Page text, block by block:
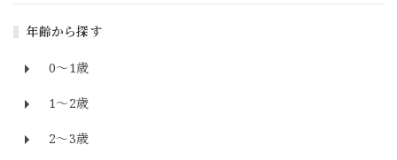
年齢から探す
0～1歳
1～2歳
2～3歳